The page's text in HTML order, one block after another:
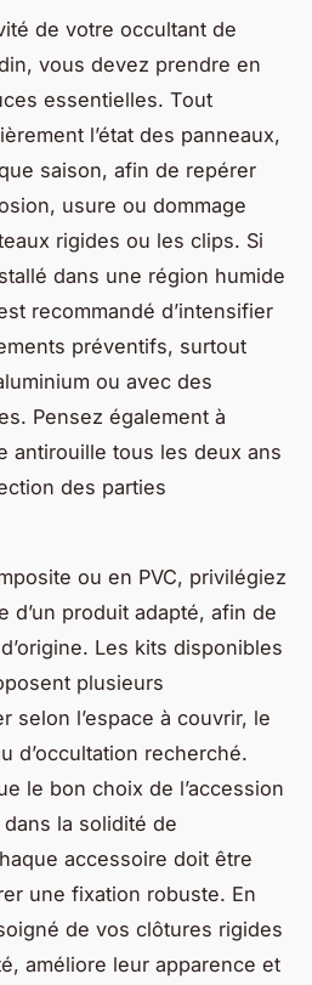
de votre occultant de
vous devez prendre en
essentielles. Tout
l’état des panneaux,
saison, afin de repérer
usure ou dommage
rigides ou les clips. Si
dans une région humide
recommandé d’intensifier
préventifs, surtout
ou avec des
Pensez également à
antirouille tous les deux ans
des parties
ou en PVC, privilégiez
d’un produit adapté, afin de
Les kits disponibles
plusieurs
selon l’espace à couvrir, le
d’occultation recherché.
le bon choix de l’accession
la solidité de
accessoire doit être
une fixation robuste. En
de vos clôtures rigides
améliore leur apparence et